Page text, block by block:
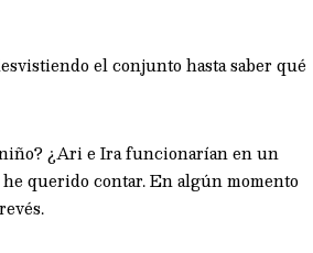
el conjunto hasta saber qué
¿Ari e Ira funcionarían en un
querido contar. En algún momento